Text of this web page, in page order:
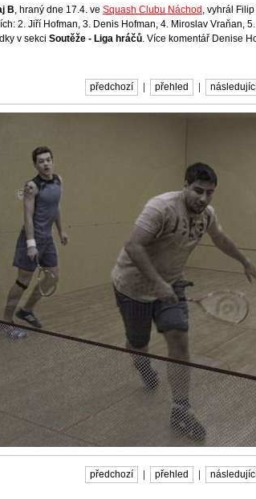
B, hraný dne 17.4. ve Squash Clubu Náchod , vyhrál
2. Jiří Hofman, 3. Denis Hofman, 4. Miroslav Vraňan,
v sekci Soutěže - Liga hráčů. Více komentář Denise
předchozí přehled
předchozí přehled